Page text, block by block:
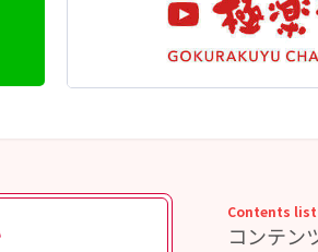
Contents list
コンテン